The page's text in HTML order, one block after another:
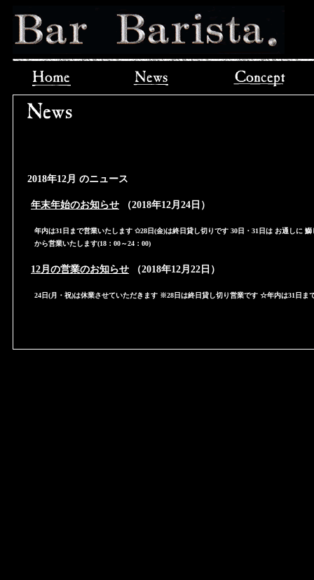
2018年12月 のニュース
年末年始のお知らせ （2018年12月24日）
年内は31日まで営業いたします ✩28日(金)は終日貸し切りです 30日・31日は お通しに
から営業いたします(18：00～24：00)
12月の営業のお知らせ （2018年12月22日）
24日(月・祝)は休業させていただきます ※28日は終日貸し切り営業です ☆年内は31日